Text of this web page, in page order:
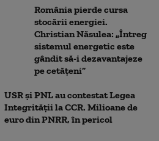
România pierde cursa
stocării energiei.
Christian Năsulea: „Întreg
sistemul energetic este
gândit să-i dezavantajeze
pe cetățeni”
USR și PNL au contestat Legea
Integrității la CCR. Milioane de
euro din PNRR, în pericol